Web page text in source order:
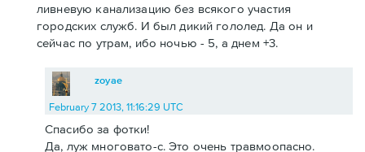
ливневую канализацию без всякого участия
городских служб. И был дикий гололед. Да он и
сейчас по утрам, ибо ночью - 5, а днем +3.
zoyae
February 7 2013, 11:16:29 UTC
Спасибо за фотки!
Да, луж многовато-с. Это очень травмоопасно.